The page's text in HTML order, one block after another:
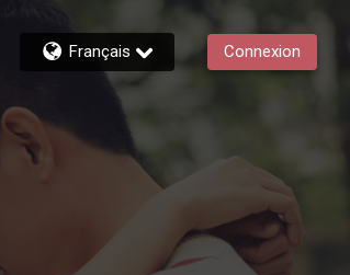
Français Connexion